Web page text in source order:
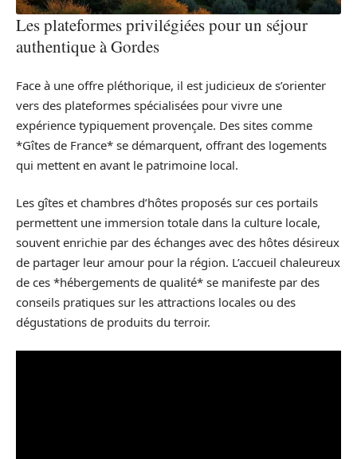
Les plateformes privilégiées pour un séjour
authentique à Gordes
Face à une offre pléthorique, il est judicieux de s’orienter
vers des plateformes spécialisées pour vivre une
expérience typiquement provençale. Des sites comme
*Gîtes de France* se démarquent, offrant des logements
qui mettent en avant le patrimoine local.
Les gîtes et chambres d’hôtes proposés sur ces portails
permettent une immersion totale dans la culture locale,
souvent enrichie par des échanges avec des hôtes désireux
de partager leur amour pour la région. L’accueil chaleureux
de ces *hébergements de qualité* se manifeste par des
conseils pratiques sur les attractions locales ou des
dégustations de produits du terroir.